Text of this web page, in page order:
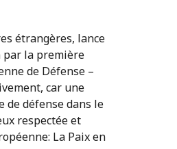
étrangères, lance
par la première
de Défense –
car une
de défense dans le
respectée et
La Paix en